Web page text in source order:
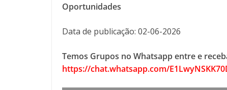
Oportunidades
Data de publicação: 02-06-2026
Temos Grupos no Whatsapp entre e
https://chat.whatsapp.com/